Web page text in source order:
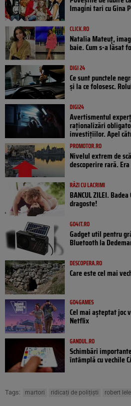
Imagini tari cu Gina
CLICK.RO
Natalia Mateuț,
baie. Cum s-a lăsat
DIGI 24
Ce sunt punctele
și la ce folosesc.
DIGI24
Avertismentul
raționalizări
investițiilor. Apel
PROMOTOR.RO
Nivelul extrem de
descoperire rară.
RÂZI CU LACRIMI
BANCUL ZILEI.
dragoste!
GO4IT.RO
Gadget util pentru
Bluetooth la
DESCOPERA.RO
Care este cel mai
GO4GAMES
Cel mai așteptat joc
Netflix
GANDUL.RO
Schimbări
întâmplă cu vechile
Tags: martori ridicați de polițiști robert lele